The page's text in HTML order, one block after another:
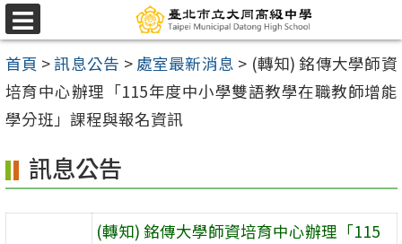
跳
至
主
要
內
區
選
單
首頁 >訊息公告 > 處室最新消息 > (轉知) 銘傳大學師資
培育中心辦理「115年度中小學雙語教學在職教師增能
學分班」課程與報名資訊
訊息公告
(轉知) 銘傳大學師資培育中心辦理「115